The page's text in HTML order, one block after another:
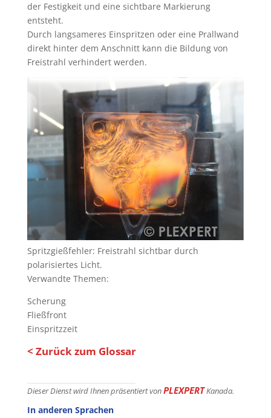
der Festigkeit und eine sichtbare Markierung
entsteht.
Durch langsameres Einspritzen oder eine Prallwand
direkt hinter dem Anschnitt kann die Bildung von
Freistrahl verhindert werden.
Spritzgießfehler: Freistrahl sichtbar durch
polarisiertes Licht.
Verwandte Themen:
Scherung
Fließfront
Einspritzzeit
< Zurück zum Glossar
Dieser Dienst wird Ihnen präsentiert vonPLEXPERTKanada.
In anderen Sprachen